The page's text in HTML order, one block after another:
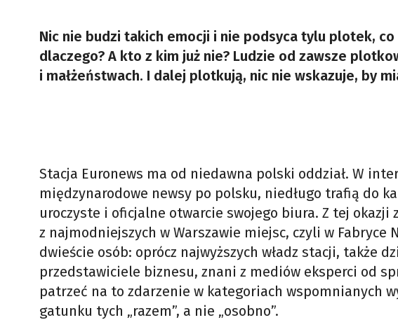
Nic nie budzi takich emocji i nie podsyca tylu plotek,
dlaczego? A kto z kim już nie? Ludzie od zawsze
i małżeństwach. I dalej plotkują, nic nie wskazuje, by
Stacja Euronews ma od niedawna polski oddział. W
międzynarodowe newsy po polsku, niedługo trafią do
uroczyste i oficjalne otwarcie swojego biura. Z tej
z najmodniejszych w Warszawie miejsc, czyli w Fabryce
dwieście osób: oprócz najwyższych władz stacji, także
przedstawiciele biznesu, znani z mediów eksperci od
patrzeć na to zdarzenie w kategoriach wspomnianych
gatunku tych „razem”, a nie „osobno”.